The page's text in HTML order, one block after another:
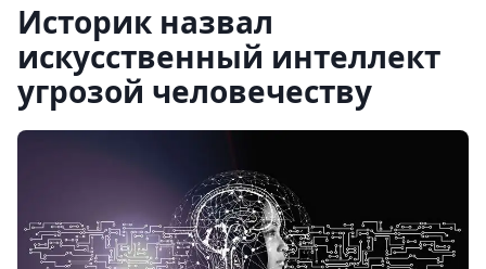
Историк назвал
искусственный интеллект
угрозой человечеству